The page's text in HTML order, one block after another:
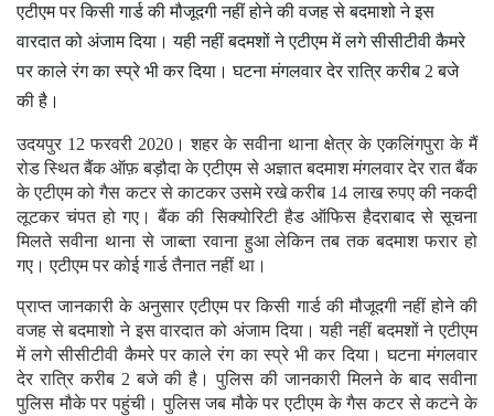
एटीएम पर किसी गार्ड की मौजूदगी नहीं होने की वजह से बदमाशो ने इस
वारदात को अंजाम दिया। यही नहीं बदमशों ने एटीएम में लगे सीसीटीवी कैमरे
पर काले रंग का स्प्रे भी कर दिया। घटना मंगलवार देर रात्रि करीब 2 बजे
की है।
उदयपुर 12 फरवरी 2020। शहर के सवीना थाना क्षेत्र के एकलिंगपुरा के मैं
रोड स्थित बैंक ऑफ़ बड़ौदा के एटीएम से अज्ञात बदमाश मंगलवार देर रात बैंक
के एटीएम को गैस कटर से काटकर उसमे रखे करीब 14 लाख रुपए की नकदी
लूटकर चंपत हो गए। बैंक की सिक्योरिटी हैड ऑफिस हैदराबाद से सूचना
मिलते सवीना थाना से जाब्ता रवाना हुआ लेकिन तब तक बदमाश फरार हो
गए। एटीएम पर कोई गार्ड तैनात नहीं था।
प्राप्त जानकारी के अनुसार एटीएम पर किसी गार्ड की मौजूदगी नहीं होने की
वजह से बदमाशो ने इस वारदात को अंजाम दिया। यही नहीं बदमशों ने एटीएम
में लगे सीसीटीवी कैमरे पर काले रंग का स्प्रे भी कर दिया। घटना मंगलवार
देर रात्रि करीब 2 बजे की है। पुलिस की जानकारी मिलने के बाद सवीना
पुलिस मौके पर पहुंची। पुलिस जब मौके पर एटीएम के गैस कटर से कटने के